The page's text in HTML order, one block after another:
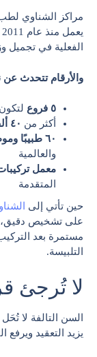
مراكز الشناوي
الفعلية في تجميل
والأرقام تتحدث عن
٥ فروع
أكثر من ٤٠ ألف عميل
٦٠ طبيبًا وموظفًا متخصصًا
والعالمية
معمل
المتقدمة
حين تأتي إلى
على تشخيص دقيق،
مستمرة بعد
التلبيسة.
لا تُرجئ
السن التالفة لا
يزيد التعقيد ويرفع